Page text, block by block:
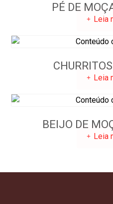
PÉ DE
Leia
Leia
BEIJO DE
Leia